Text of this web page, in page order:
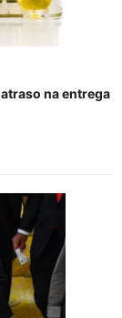
na entrega